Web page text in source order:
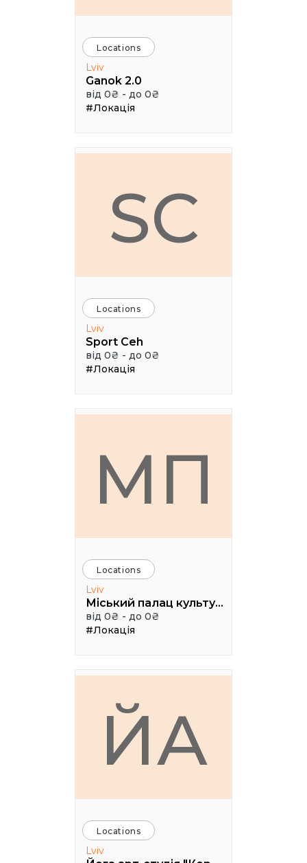
Locations
Lviv
Ganok 2.0
від 0₴ - до 0₴
#Локація
SC
Locations
Lviv
Sport Ceh
від 0₴ - до 0₴
#Локація
МП
Locations
Lviv
Міський палац культури ім. Гната Хоткевича
від 0₴ - до 0₴
#Локація
ЙА
Locations
Lviv